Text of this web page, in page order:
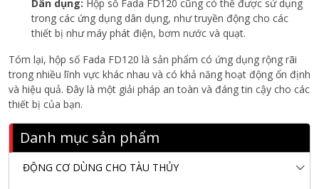
Danh mục sản phẩm
ĐỘNG CƠ DÙNG CHO TÀU THỦY
Dân dụng: Hộp số Fada FD120 cũng có thể được sử dụng
trong các ứng dụng dân dụng, như truyền động cho các
thiết bị như máy phát điện, bơm nước và quạt.
Tóm lại, hộp số Fada FD120 là sản phẩm có ứng dụng rộng rãi
trong nhiều lĩnh vực khác nhau và có khả năng hoạt động ổn định
và hiệu quả. Đây là một giải pháp an toàn và đáng tin cậy cho các
thiết bị của bạn.